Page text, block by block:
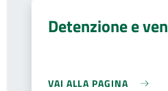
Detenzione e
VAI ALLA PAGINA